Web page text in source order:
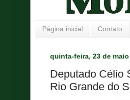
Página inicial Contato
quinta-feira, 23 de maio
Deputado Célio
Rio Grande do